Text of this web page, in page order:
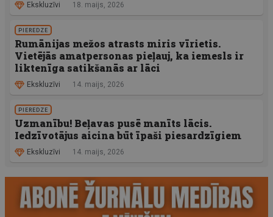
Ekskluzīvi 18. maijs, 2026
PIEREDZE
Rumānijas mežos atrasts miris vīrietis.
Vietējās amatpersonas pieļauj, ka iemesls ir
liktenīga satikšanās ar lāci
Ekskluzīvi 14. maijs, 2026
PIEREDZE
Uzmanību! Beļavas pusē manīts lācis.
Iedzīvotājus aicina būt īpaši piesardzīgiem
Ekskluzīvi 14. maijs, 2026